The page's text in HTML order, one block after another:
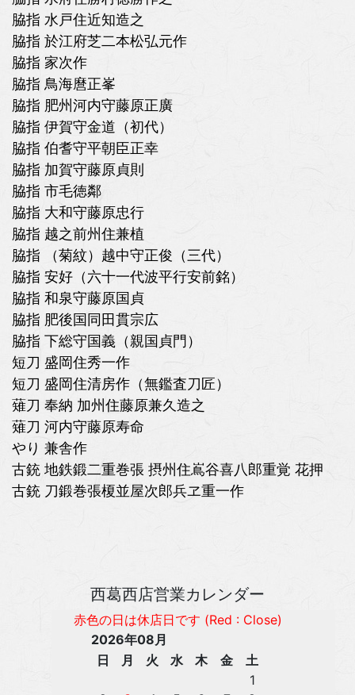
脇指 水戸住近知造之
脇指 於江府芝二本松弘元作
脇指 家次作
脇指 鳥海麿正峯
脇指 肥州河内守藤原正廣
脇指 伊賀守金道（初代）
脇指 伯耆守平朝臣正幸
脇指 加賀守藤原貞則
脇指 市毛徳鄰
脇指 大和守藤原忠行
脇指 越之前州住兼植
脇指 （菊紋）越中守正俊（三代）
脇指 安好（六十一代波平行安前銘）
脇指 和泉守藤原国貞
脇指 肥後国同田貫宗広
脇指 下総守国義（親国貞門）
短刀 盛岡住秀一作
短刀 盛岡住清房作（無鑑査刀匠）
薙刀 奉納 加州住藤原兼久造之
薙刀 河内守藤原寿命
やり 兼舎作
古銃 地鉄鍛二重巻張 摂州住嶌谷喜八郎重覚 花押
古銃 刀鍛巻張榎並屋次郎兵ヱ重一作
西葛西店営業カレンダー